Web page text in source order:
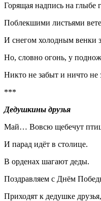
Горящая надпись на глыбе
Поблекшими листьями
И снегом холодным венки
Но, словно огонь, у
Никто не забыт и ничто не
***
Дедушкины друзья
Май… Вовсю щебечут
И парад идёт в столице.
В орденах шагают деды.
Поздравляем с Днём
Приходят к дедушке друзья,